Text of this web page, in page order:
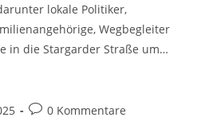
lokale Politiker,
Wegbegleiter
in die Stargarder Straße um…
Beitrags-
0 Kommentare